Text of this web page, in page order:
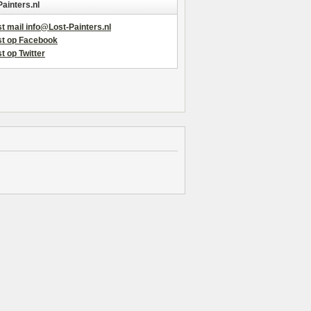
mail info@Lost-Painters.nl
op Facebook
op Twitter